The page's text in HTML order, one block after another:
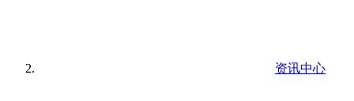
资讯中心